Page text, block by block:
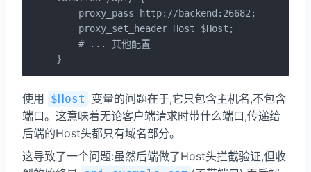
    proxy_pass http://backend:26682;
    proxy_set_header Host $Host;
    # ... 其他配置
}
使用 $Host
变量的问题在于,它只包含主机名,不包含
端口。这意味着无论客户端请求时带什么端口,传递给
后端的Host头都只有域名部分。
这导致了一个问题:虽然后端做了Host头拦截验证,但收